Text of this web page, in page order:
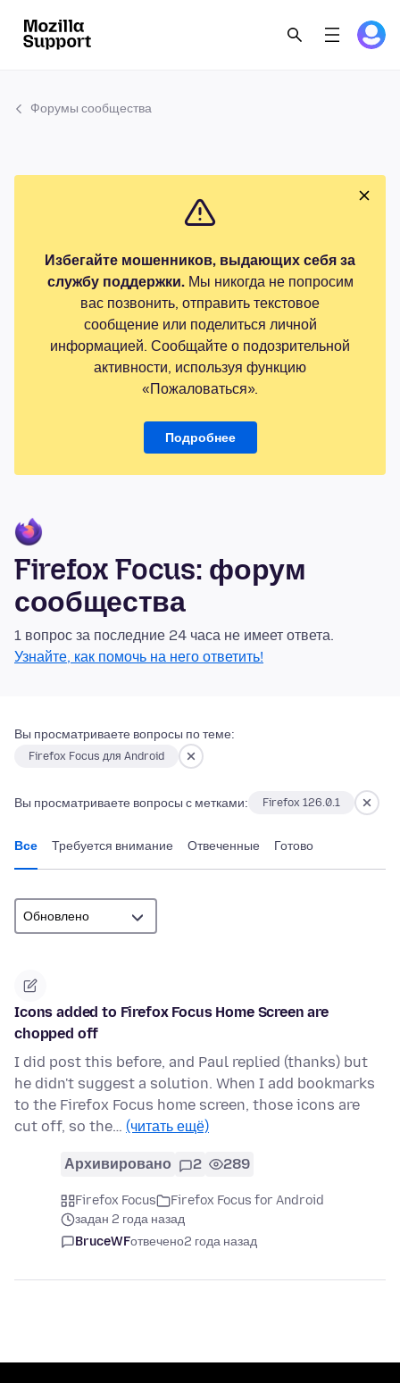
Форумы сообщества
Избегайте мошенников, выдающих себя за
службу поддержки.Мы никогда не попросим
вас позвонить, отправить текстовое
сообщение или поделиться личной
информацией. Сообщайте о подозрительной
активности, используя функцию
«Пожаловаться».
Подробнее
Firefox Focus: форум
сообщества
1 вопрос за последние 24 часа не имеет ответа.
Узнайте, как помочь на него ответить!
Вы просматриваете вопросы по теме:
Firefox Focus для Android
Вы просматриваете вопросы с метками: Firefox 126.0.1
Все Требуется внимание Отвеченные Готово
Icons added to Firefox Focus Home Screen are
chopped off
I did post this before, and Paul replied (thanks) but
he didn't suggest a solution. When I add bookmarks
to the Firefox Focus home screen, those icons are
cut off, so the… (читать ещё)
Архивировано 2 289
Firefox Focus
Firefox Focus for Android
задан 2 года назад
BruceWFотвечено2 года назад